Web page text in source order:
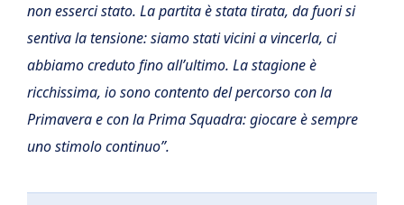
non esserci stato. La partita è stata tirata, da fuori si
sentiva la tensione: siamo stati vicini a vincerla, ci
abbiamo creduto fino all’ultimo. La stagione è
ricchissima, io sono contento del percorso con la
Primavera e con la Prima Squadra: giocare è sempre
uno stimolo continuo”.